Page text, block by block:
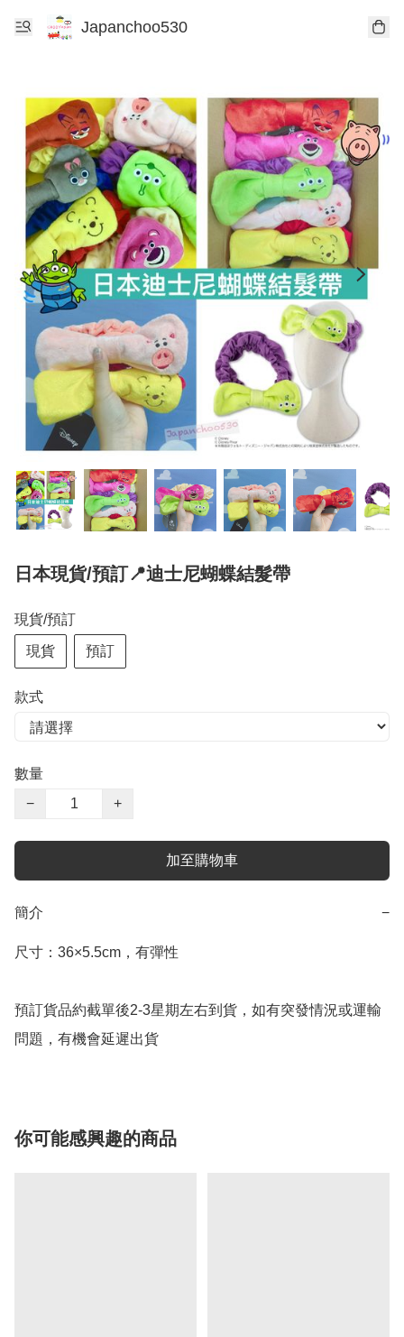
Japanchoo530
日本現貨/預訂📍迪士尼蝴蝶結髮帶
現貨/預訂
現貨 預訂
款式
數量
−
+
加至購物車
簡介 −
尺寸：36×5.5cm，有彈性
預訂貨品約截單後2-3星期左右到貨，如有突發情況或運輸
問題，有機會延遲出貨
你可能感興趣的商品